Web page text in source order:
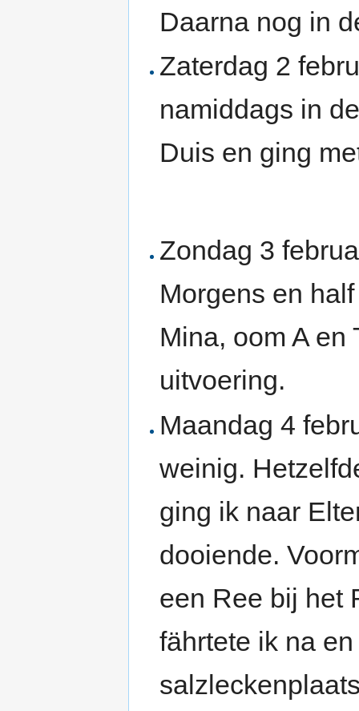
Daarna nog in
Zaterdag 2
namiddags in
Duis en ging
Zondag 3
Morgens en
Mina, oom A en
uitvoering.
Maandag 4
weinig.
ging ik naar
dooiende.
een Ree bij het
fährtete ik na